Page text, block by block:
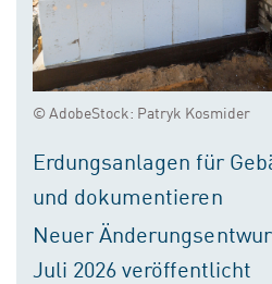
© AdobeStock: Patryk Kosmider
Erdungsanlagen für
und dokumentieren
Neuer
Juli 2026 veröffentlicht